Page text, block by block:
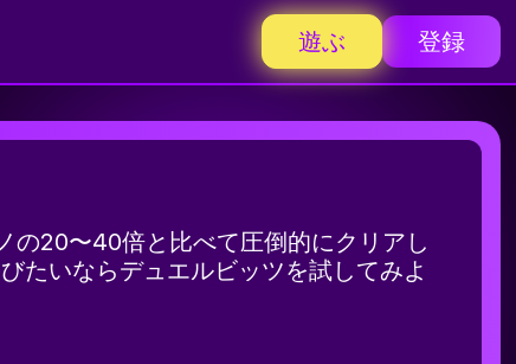
遊ぶ 登録
の20〜40倍と比べて圧倒的にクリアし
たいならデュエルビッツを試してみよ